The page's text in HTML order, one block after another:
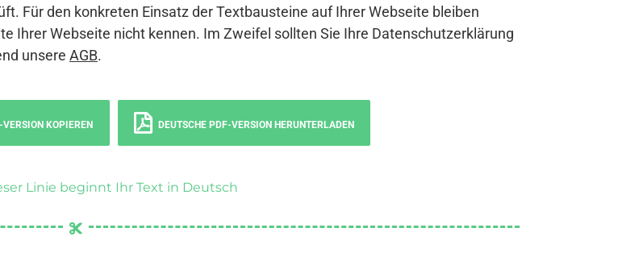
Für den konkreten Einsatz der Textbausteine auf Ihrer Webseite bleiben
Ihrer Webseite nicht kennen. Im Zweifel sollten Sie Ihre Datenschutzerklärung
unsere AGB.
KOPIEREN DEUTSCHE PDF-VERSION HERUNTERLADEN
Linie beginnt Ihr Text in Deutsch